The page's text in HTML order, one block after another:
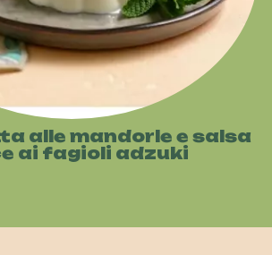
alle mandorle e salsa
ai fagioli adzuki